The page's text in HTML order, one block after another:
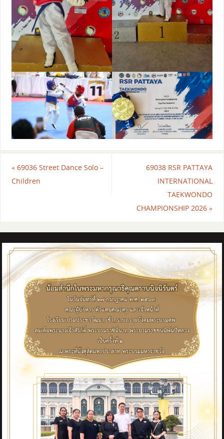
«69036 Street Dance Solo –
Children
69038 RSR PATTAYA
INTERNATIONAL
TAEKWONDO
CHAMPIONSHIP 2026»